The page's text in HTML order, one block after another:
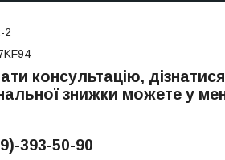
2
консультацію,
знижки можете у
393-50-90